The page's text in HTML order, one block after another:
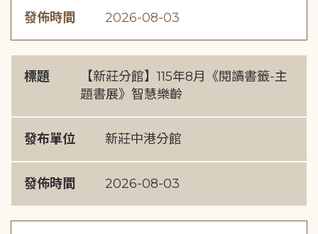
發佈時間 2026-08-03
標題
【新莊分館】115年8月《閱讀書籤-主
題書展》智慧樂齡
發布單位 新莊中港分館
發佈時間 2026-08-03